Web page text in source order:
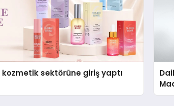
kozmetik sektörüne giriş yaptı